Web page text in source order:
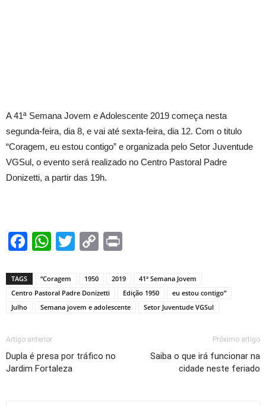
A 41ª Semana Jovem e Adolescente 2019 começa nesta
segunda-feira, dia 8, e vai até sexta-feira, dia 12. Com o titulo
“Coragem, eu estou contigo” e organizada pelo Setor Juventude
VGSul, o evento será realizado no Centro Pastoral Padre
Donizetti, a partir das 19h.
Facebook
WhatsApp
TwitterCopy
TAGS “Coragem 1950 2019
41ª Semana Jovem
Centro Pastoral Padre Donizetti
Edição 1950
eu estou contigo”
Julho
Semana jovem e adolescente Setor Juventude VGSul
Artigo anterior
Dupla é presa por tráfico no
Jardim Fortaleza
Próximo artigo
Saiba o que irá funcionar na
cidade neste feriado